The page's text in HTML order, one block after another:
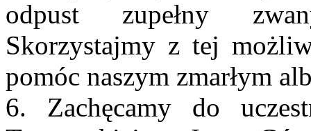
odpust zupełny
Skorzystajmy z tej
pomóc naszym zmarłym
6. Zachęcamy do